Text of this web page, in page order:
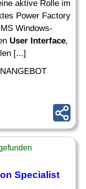
aktive Rolle im
Power Factory
Windows-
User Interface,
[...]
Specialist